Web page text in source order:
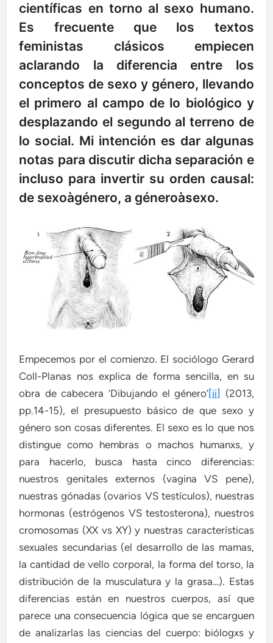
científicas en torno al sexo humano.
Es frecuente que los textos
feministas clásicos empiecen
aclarando la diferencia entre los
conceptos de sexo y género, llevando
el primero al campo de lo biológico y
desplazando el segundo al terreno de
lo social. Mi intención es dar algunas
notas para discutir dicha separación e
incluso para invertir su orden causal:
de sexoàgénero, a géneroàsexo.
Empecemos por el comienzo. El sociólogo Gerard
Coll-Planas nos explica de forma sencilla, en su
obra de cabecera ‘Dibujando el género’[ii] (2013,
pp.14-15), el presupuesto básico de que sexo y
género son cosas diferentes. El sexo es lo que nos
distingue como hembras o machos humanxs, y
para hacerlo, busca hasta cinco diferencias:
nuestros genitales externos (vagina VS pene),
nuestras gónadas (ovarios VS testículos), nuestras
hormonas (estrógenos VS testosterona), nuestros
cromosomas (XX vs XY) y nuestras características
sexuales secundarias (el desarrollo de las mamas,
la cantidad de vello corporal, la forma del torso, la
distribución de la musculatura y la grasa…). Estas
diferencias están en nuestros cuerpos, así que
parece una consecuencia lógica que se encarguen
de analizarlas las ciencias del cuerpo: biólogxs y